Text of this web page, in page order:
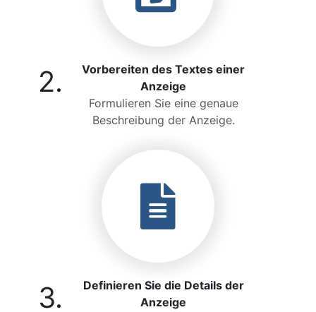
2.
Vorbereiten des Textes einer
Anzeige
Formulieren Sie eine genaue
Beschreibung der Anzeige.
3.
Definieren Sie die Details der
Anzeige